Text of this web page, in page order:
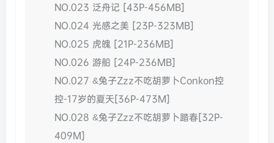
NO.023 泛舟记 [43P-456MB]
NO.024 光感之美 [23P-323MB]
NO.025 虎魄 [21P-236MB]
NO.026 游船 [24P-236MB]
NO.027 &兔子Zzz不吃胡萝卜Conkon控
控-17岁的夏天[36P-473M]
NO.028 &兔子Zzz不吃胡萝卜踏春[32P-
409M]